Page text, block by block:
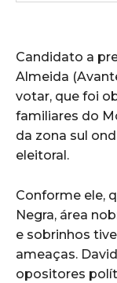
Candidato a
Almeida
votar, que foi
familiares do
da zona sul
eleitoral.
Conforme ele,
Negra, área
e sobrinhos
ameaças.
opositores